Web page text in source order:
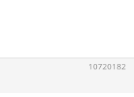
10720182